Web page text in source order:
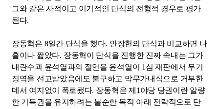
그와 같은 사적이고 이기적인 단식의 전형적 경우로 평가
된다.
장동혁은 8일간 단식을 했다. 안장헌의 단식과 비교하면 나
흘이나 짧았다. 장동혁이 단식을 진행한 진짜 속내는 그가
내란수괴 윤석열과의 절연을 윤석열이 1 심 재판에서 무기
징역을 선고받았음에도 불구하고 막무가내식으로 거부한
데서 여지없이 폭로됐다. 장동혁은 제 1 야당 당권이란 알량
한 기득권을 유지하려는 불순한 목적 아래 전략적으로 단